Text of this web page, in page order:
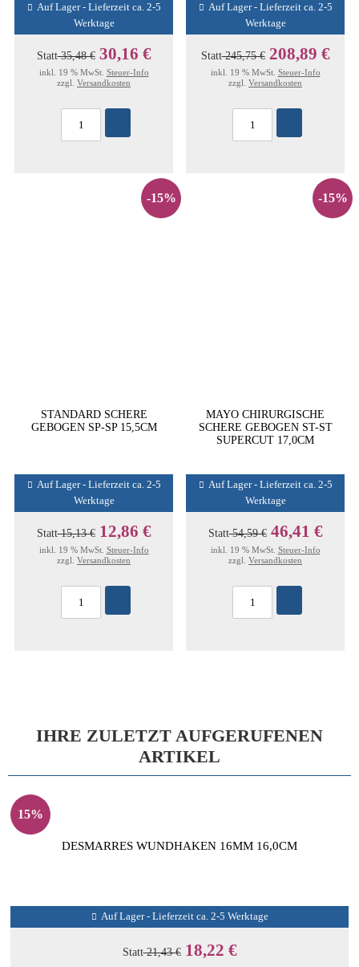
Auf Lager - Lieferzeit ca. 2-5
Werktage
Statt35,48 € 30,16 €
inkl. 19 % MwSt. Steuer-Info
zzgl. Versandkosten
Auf Lager - Lieferzeit ca. 2-5
Werktage
Statt245,75 € 208,89 €
inkl. 19 % MwSt. Steuer-Info
zzgl. Versandkosten
-15%
STANDARD SCHERE
GEBOGEN SP-SP 15,5CM
Auf Lager - Lieferzeit ca. 2-5
Werktage
Statt15,13 € 12,86 €
inkl. 19 % MwSt. Steuer-Info
zzgl. Versandkosten
-15%
MAYO CHIRURGISCHE
SCHERE GEBOGEN ST-ST
SUPERCUT 17,0CM
Auf Lager - Lieferzeit ca. 2-5
Werktage
Statt54,59 € 46,41 €
inkl. 19 % MwSt. Steuer-Info
zzgl. Versandkosten
IHRE ZULETZT AUFGERUFENEN
ARTIKEL
15%
DESMARRES WUNDHAKEN 16MM 16,0CM
Auf Lager - Lieferzeit ca. 2-5 Werktage
Statt21,43 € 18,22 €